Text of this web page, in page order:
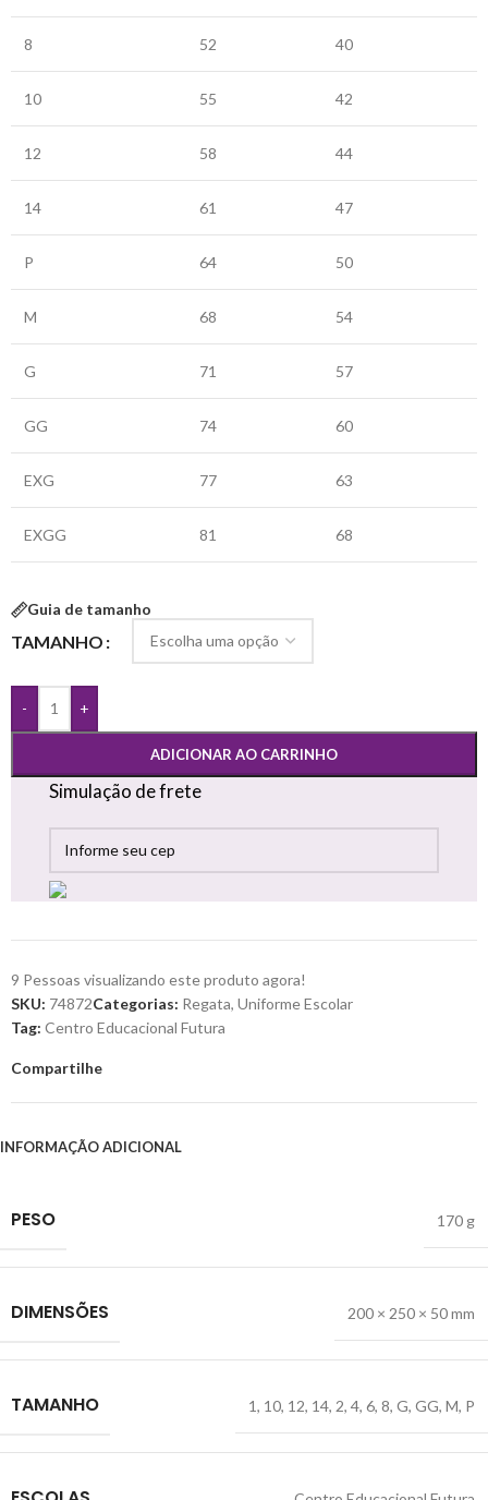
8 52 40
10 55 42
12 58 44
14 61 47
P 64 50
M 68 54
G 71 57
GG 74 60
EXG 77 63
EXGG 81 68
Guia de tamanho
TAMANHO
- +
ADICIONAR AO CARRINHO
Simulação de frete
9 Pessoas visualizando este produto agora!
SKU: 74872Categorias: Regata, Uniforme Escolar
Tag: Centro Educacional Futura
Compartilhe
INFORMAÇÃO ADICIONAL
PESO 170 g
DIMENSÕES 200 × 250 × 50 mm
TAMANHO 1, 10, 12, 14, 2, 4, 6, 8, G, GG, M, P